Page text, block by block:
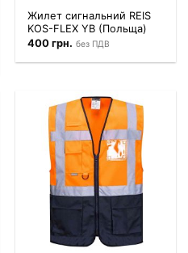
Жилет сигнальний REIS
KOS-FLEX YB (Польща)
400грн. без ПДВ